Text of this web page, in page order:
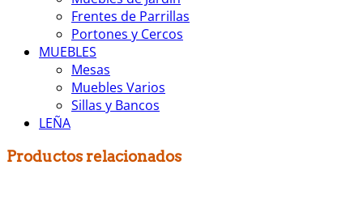
Frentes de Parrillas
Portones y Cercos
MUEBLES
Mesas
Muebles Varios
Sillas y Bancos
LEÑA
Productos relacionados